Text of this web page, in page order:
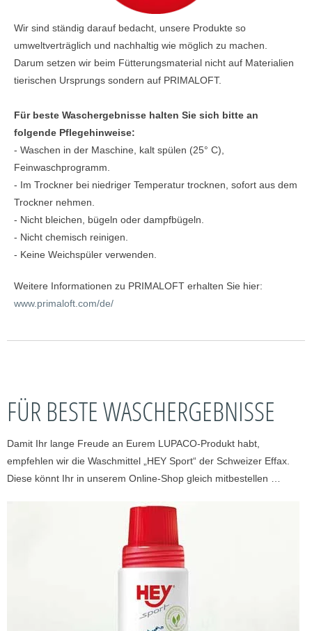
Wir sind ständig darauf bedacht, unsere Produkte so
umweltverträglich und nachhaltig wie möglich zu machen.
Darum setzen wir beim Fütterungsmaterial nicht auf Materialien
tierischen Ursprungs sondern auf PRIMALOFT.
Für beste Waschergebnisse halten Sie sich bitte an
folgende Pflegehinweise:
- Waschen in der Maschine, kalt spülen (25° C),
Feinwaschprogramm.
- Im Trockner bei niedriger Temperatur trocknen, sofort aus dem
Trockner nehmen.
- Nicht bleichen, bügeln oder dampfbügeln.
- Nicht chemisch reinigen.
- Keine Weichspüler verwenden.
Weitere Informationen zu PRIMALOFT erhalten Sie hier:
www.primaloft.com/de/
FÜR BESTE WASCHERGEBNISSE
Damit Ihr lange Freude an Eurem LUPACO-Produkt habt,
empfehlen wir die Waschmittel „HEY Sport“ der Schweizer Effax.
Diese könnt Ihr in unserem Online-Shop gleich mitbestellen …